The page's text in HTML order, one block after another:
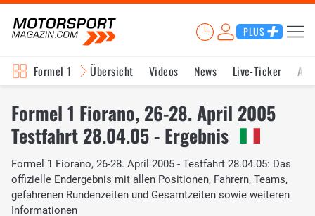
PLUS
Formel 1 Übersicht Videos News Live-Ticker
Formel 1 Fiorano, 26-28. April 2005
Testfahrt 28.04.05 - Ergebnis
Formel 1 Fiorano, 26-28. April 2005 - Testfahrt 28.04.05: Das
offizielle Endergebnis mit allen Positionen, Fahrern, Teams,
gefahrenen Rundenzeiten und Gesamtzeiten sowie weiteren
Informationen